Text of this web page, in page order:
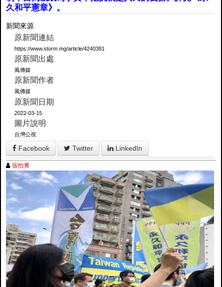
久和平憲章》。
新聞來源
原新聞連結
https://www.storm.mg/article/4240381
原新聞出處
風傳媒
原新聞作者
風傳媒
原新聞日期
2022-03-15
圖片說明
台灣公視
Facebook Twitter LinkedIn
張怡菁